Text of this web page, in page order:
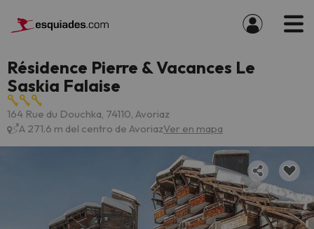
Résidence Pierre & Vacances Le
Saskia Falaise
164 Rue du Douchka, 74110, Avoriaz
A 271.6 m del centro de AvoriazVer en mapa